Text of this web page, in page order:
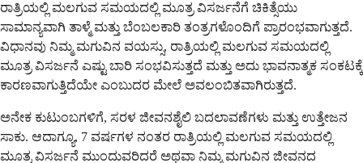
ರಾತ್ರಿಯಲ್ಲಿ ಮಲಗುವ ಸಮಯದಲ್ಲಿ ಮೂತ್ರ ವಿಸರ್ಜನೆಗೆ ಚಿಕಿತ್ಸೆಯು
ಸಾಮಾನ್ಯವಾಗಿ ತಾಳ್ಮೆ ಮತ್ತು ಬೆಂಬಲಕಾರಿ ತಂತ್ರಗಳೊಂದಿಗೆ ಪ್ರಾರಂಭವಾಗುತ್ತದೆ.
ವಿಧಾನವು ನಿಮ್ಮ ಮಗುವಿನ ವಯಸ್ಸು, ರಾತ್ರಿಯಲ್ಲಿ ಮಲಗುವ ಸಮಯದಲ್ಲಿ
ಮೂತ್ರ ವಿಸರ್ಜನೆ ಎಷ್ಟು ಬಾರಿ ಸಂಭವಿಸುತ್ತದೆ ಮತ್ತು ಅದು ಭಾವನಾತ್ಮಕ ಸಂಕಟಕ್ಕೆ
ಕಾರಣವಾಗುತ್ತಿದೆಯೇ ಎಂಬುದರ ಮೇಲೆ ಅವಲಂಬಿತವಾಗಿರುತ್ತದೆ.
ಅನೇಕ ಕುಟುಂಬಗಳಿಗೆ, ಸರಳ ಜೀವನಶೈಲಿ ಬದಲಾವಣೆಗಳು ಮತ್ತು ಉತ್ತೇಜನ
ಸಾಕು. ಆದಾಗ್ಯೂ, 7 ವರ್ಷಗಳ ನಂತರ ರಾತ್ರಿಯಲ್ಲಿ ಮಲಗುವ ಸಮಯದಲ್ಲಿ
ಮೂತ್ರ ವಿಸರ್ಜನೆ ಮುಂದುವರಿದರೆ ಅಥವಾ ನಿಮ್ಮ ಮಗುವಿನ ಜೀವನದ